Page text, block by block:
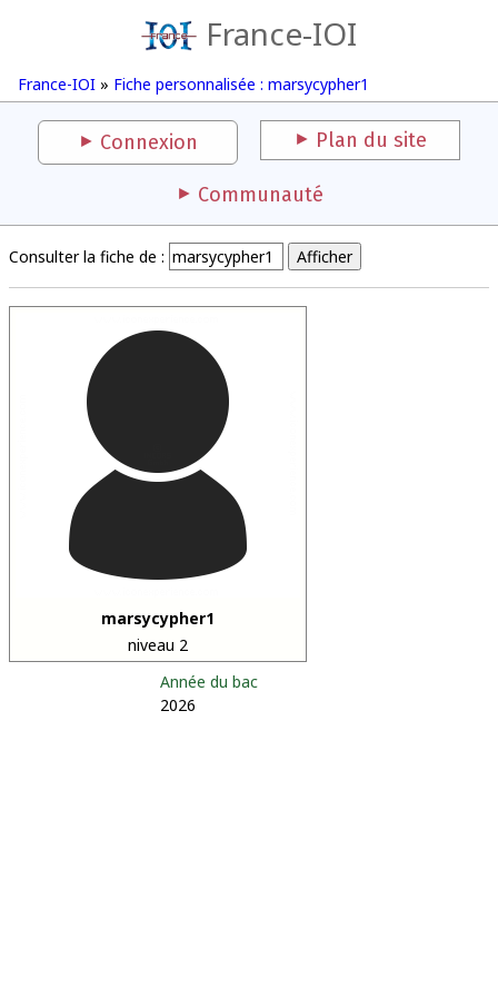
France-IOI
France-IOI » Fiche personnalisée : marsycypher1
Connexion Plan du site
Communauté
Consulter la fiche de :
marsycypher1
niveau 2
Année du bac
2026